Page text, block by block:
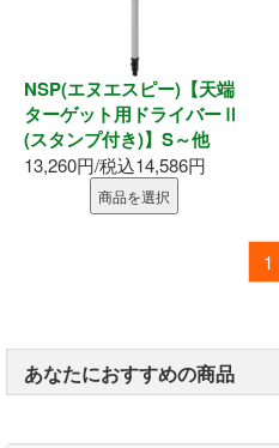
屋外用手すり
棚柱・収納
点検口・収納庫
物干し
NSP(エヌエスピー)【天端
ターゲット用ドライバーⅡ
(スタンプ付き)】S～他
13,260円/税込14,586円
商品を選択
1
あなたにおすすめの商品